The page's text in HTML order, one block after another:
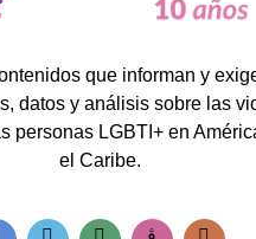
que informan y
datos y análisis sobre las
personas LGBTI+ en
el Caribe.